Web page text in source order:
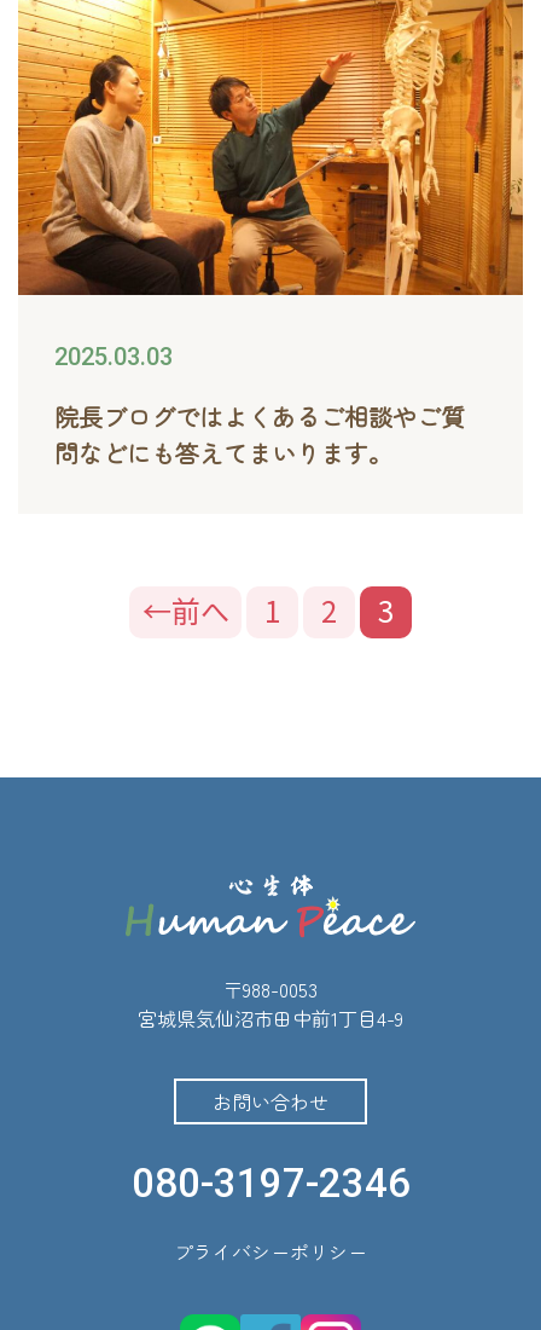
2025.03.03
院長ブログではよくあるご相談やご質
問などにも答えてまいります。
投
ー
り
←前へ 1 2 3
〒988-0053
宮城県気仙沼市田中前1丁目4-9
お問い合わせ
080-3197-2346
プライバシーポリシー